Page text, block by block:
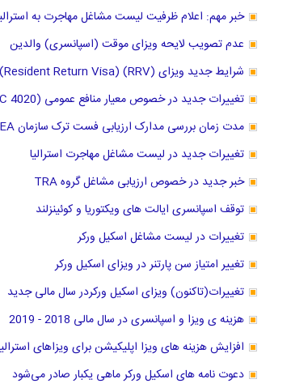
خبر مهم: اعلام ظرفیت لیست مشاغل مهاجرت به
عدم تصویب لایحه ویزای موقت (اسپانسری) والدین
شرایط جدید ویزای (RRV) (Resident Return Visa)
تغییرات جدید در خصوص معیار منافع عمومی (PIC 4020)
مدت زمان بررسی مدارک ارزیابی فست ترک سازمان EA
تغییرات جدید در لیست مشاغل مهاجرت استرالیا
خبر جدید در خصوص ارزیابی مشاغل گروه TRA
توقف اسپانسری ایالت های ویکتوریا و کوئینزلند
تغییرات در لیست مشاغل اسکیل ورکر
تغییر امتیاز سن پارتنر در ویزای اسکیل ورکر
تغییرات(تاکنون) ویزای اسکیل ورکردر سال مالی جدید
هزینه ی ویزا و اسپانسری در سال مالی 2018 - 2019
افزایش هزینه های ویزا اپلیکیشن برای ویزاهای
دعوت نامه های اسکیل ورکر ماهی یکبار صادر می‌شود